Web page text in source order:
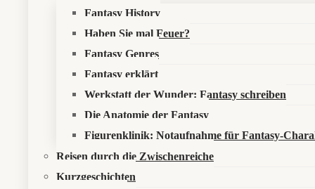
Fantasy History
Haben Sie mal Feuer?
Fantasy Genres
Fantasy erklärt
Werkstatt der Wunder: Fantasy schreiben
Die Anatomie der Fantasy
Figurenklinik: Notaufnahme für Fantasy-
Reisen durch die Zwischenreiche
Kurzgeschichten